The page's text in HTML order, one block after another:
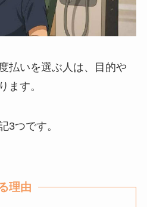
払いを選ぶ人は、目的や
ます。
3つです。
理由